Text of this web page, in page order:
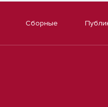
Сборные